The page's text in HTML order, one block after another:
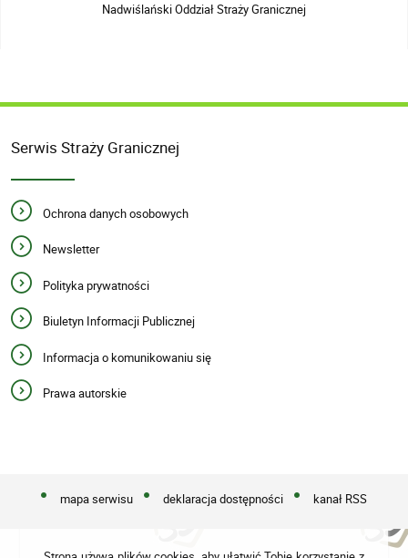
Nadwiślański Oddział Straży Granicznej
Serwis Straży Granicznej
Ochrona danych osobowych
Newsletter
Polityka prywatności
Biuletyn Informacji Publicznej
Informacja o komunikowaniu się
Prawa autorskie
mapa serwisu deklaracja dostępności kanał RSS